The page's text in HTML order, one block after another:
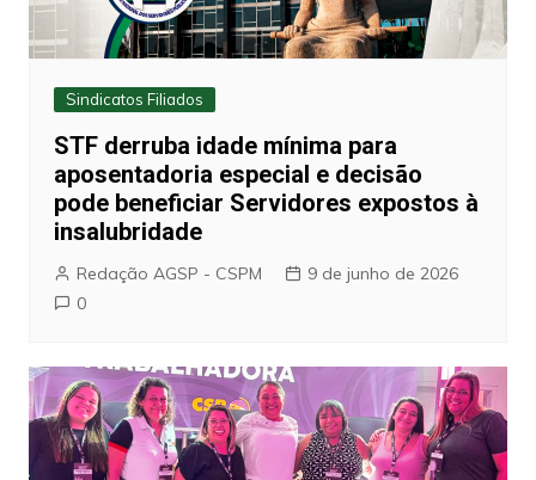
Sindicatos Filiados
STF derruba idade mínima para
aposentadoria especial e decisão
pode beneficiar Servidores expostos à
insalubridade
Redação AGSP - CSPM
9 de junho de 2026
0